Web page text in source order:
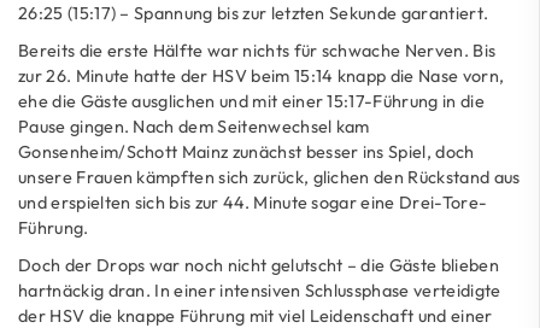
26:25 (15:17) – Spannung bis zur letzten Sekunde garantiert.
Bereits die erste Hälfte war nichts für schwache Nerven. Bis
zur 26. Minute hatte der HSV beim 15:14 knapp die Nase vorn,
ehe die Gäste ausglichen und mit einer 15:17-Führung in die
Pause gingen. Nach dem Seitenwechsel kam
Gonsenheim/Schott Mainz zunächst besser ins Spiel, doch
unsere Frauen kämpften sich zurück, glichen den Rückstand aus
und erspielten sich bis zur 44. Minute sogar eine Drei-Tore-
Führung.
Doch der Drops war noch nicht gelutscht – die Gäste blieben
hartnäckig dran. In einer intensiven Schlussphase verteidigte
der HSV die knappe Führung mit viel Leidenschaft und einer